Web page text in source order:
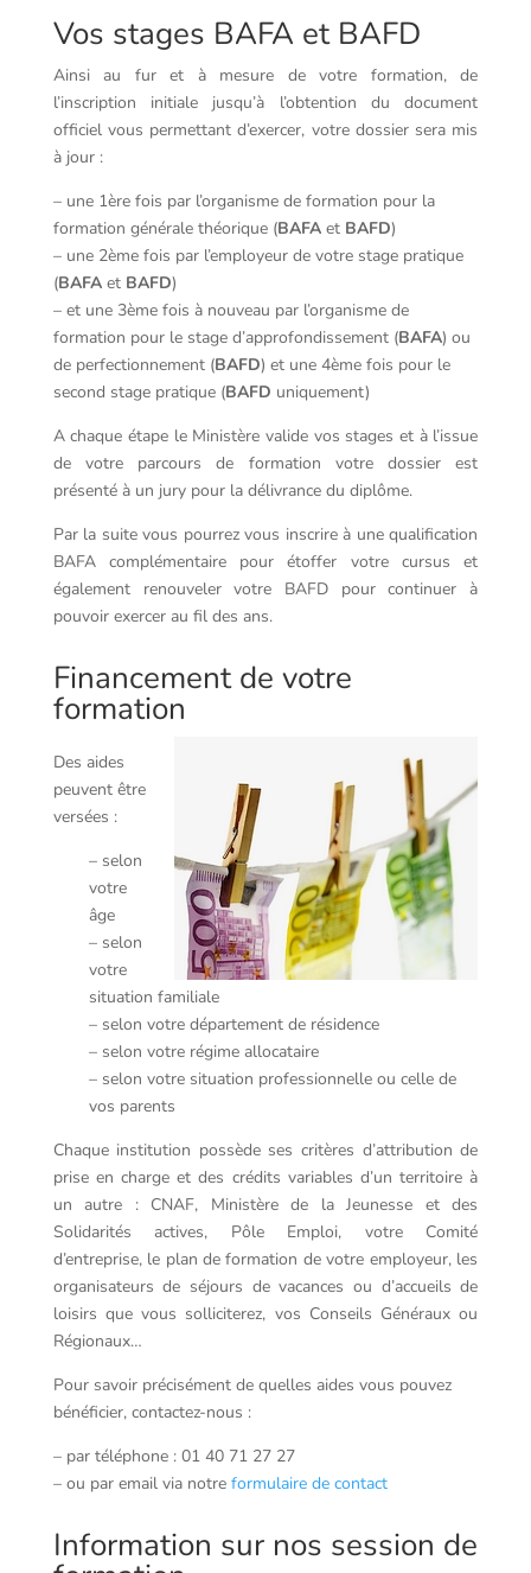
Vos stages BAFA et BAFD
Ainsi au fur et à mesure de votre formation, de
l’inscription initiale jusqu’à l’obtention du document
officiel vous permettant d’exercer, votre dossier sera mis
à jour :
– une 1ère fois par l’organisme de formation pour la
formation générale théorique (BAFAetBAFD)
– une 2ème fois par l’employeur de votre stage pratique
(BAFAet BAFD)
– et une 3ème fois à nouveau par l’organisme de
formation pour le stage d’approfondissement (BAFA) ou
de perfectionnement (BAFD) et une 4ème fois pour le
second stage pratique (BAFD uniquement)
A chaque étape le Ministère valide vos stages et à l’issue
de votre parcours de formation votre dossier est
présenté à un jury pour la délivrance du diplôme.
Par la suite vous pourrez vous inscrire à une qualification
BAFA complémentaire pour étoffer votre cursus et
également renouveler votre BAFD pour continuer à
pouvoir exercer au fil des ans.
Financement de votre
formation
Des aides
peuvent être
versées :
– selon
votre
âge
– selon
votre
situation familiale
– selon votre département de résidence
– selon votre régime allocataire
– selon votre situation professionnelle ou celle de
vos parents
Chaque institution possède ses critères d’attribution de
prise en charge et des crédits variables d’un territoire à
un autre : CNAF, Ministère de la Jeunesse et des
Solidarités actives, Pôle Emploi, votre Comité
d’entreprise, le plan de formation de votre employeur, les
organisateurs de séjours de vacances ou d’accueils de
loisirs que vous solliciterez, vos Conseils Généraux ou
Régionaux…
Pour savoir précisément de quelles aides vous pouvez
bénéficier, contactez-nous :
– par téléphone : 01 40 71 27 27
– ou par email via notre formulaire de contact
Information sur nos session de